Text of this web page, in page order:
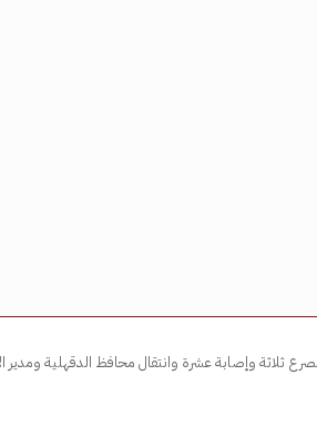
ثلاثة وإصابة عشرة وانتقال محافظ الدقهلية ومدير